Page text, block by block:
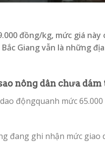
đồng/kg, mức giá
Giang vẫn là những
nông dân chưa dám
độngquanh mức
đang ghi nhận mức giao